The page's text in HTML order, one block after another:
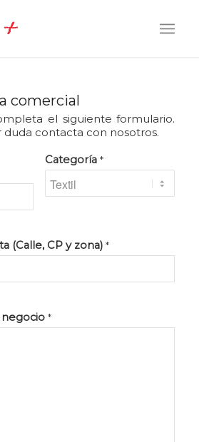
comercial
el siguiente formulario.
duda contacta con nosotros.
Categoría *
(Calle, CP y zona) *
*